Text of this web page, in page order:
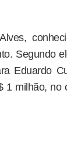
Segundo
Eduardo
1 milhão,